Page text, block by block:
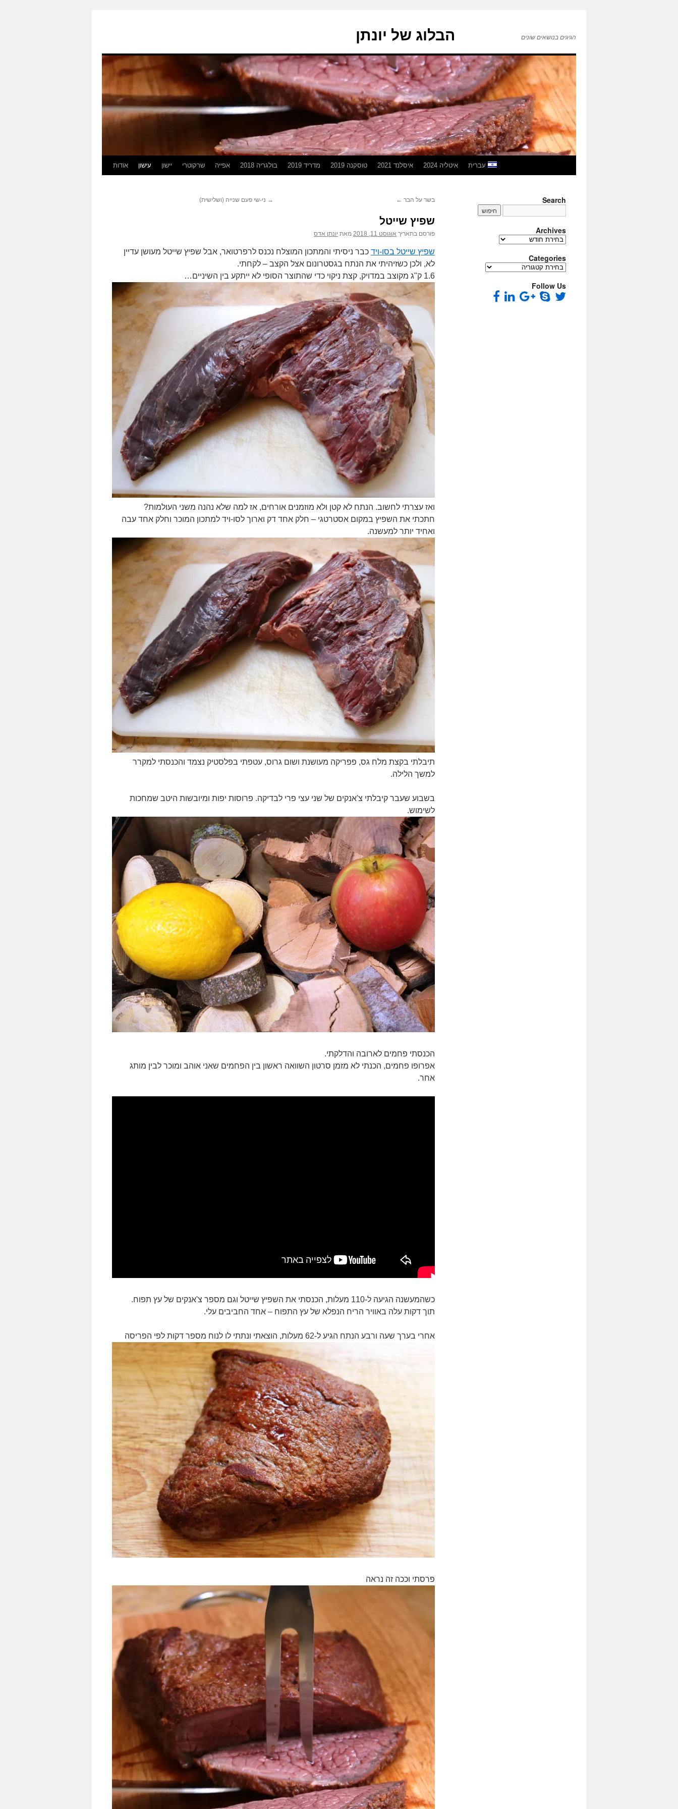
הבלוג של יונתן הגיגים בנושאים שונים
אודות עישון יישון שרקוטרי אפייה בולגריה 2018 מדריד 2019 טוסקנה 2019 איסלנד 2021 איטליה 2024 עברית
→ ני-שי פעם שנייה (ושלישית) בשר על הבר ←
שפיץ שייטל
פורסם בתאריך אוגוסט 11, 2018 מאת יונתן אדס
שפיץ שייטל בסו-ויד כבר ניסיתי והמתכון המוצלח נכנס לרפרטואר, אבל שפיץ שייטל מעושן עדיין
לא, ולכן כשזיהיתי את הנתח בגסטרונום אצל הקצב – לקחתי.
1.6 ק"ג מקוצב במדויק, קצת ניקוי כדי שהתוצר הסופי לא ייתקע בין השיניים…
ואז עצרתי לחשוב. הנתח לא קטן ולא מוזמנים אורחים, אז למה שלא נהנה משני העולמות?
חתכתי את השפיץ במקום אסטרטגי – חלק אחד דק וארוך לסו-ויד למתכון המוכר וחלק אחד עבה
ואחיד יותר למעשנה.
תיבלתי בקצת מלח גס, פפריקה מעושנת ושום גרוס, עטפתי בפלסטיק נצמד והכנסתי למקרר
למשך הלילה.
בשבוע שעבר קיבלתי צ'אנקים של שני עצי פרי לבדיקה. פרוסות יפות ומיובשות היטב שמחכות
לשימוש.
הכנסתי פחמים לארובה והדלקתי.
אפרופו פחמים, הכנתי לא מזמן סרטון השוואה ראשון בין הפחמים שאני אוהב ומוכר לבין מותג
אחר.
כשהמעשנה הגיעה ל-110 מעלות, הכנסתי את השפיץ שייטל וגם מספר צ'אנקים של עץ תפוח.
תוך דקות עלה באוויר הריח הנפלא של עץ התפוח – אחד החביבים עלי.
אחרי בערך שעה ורבע הנתח הגיע ל-62 מעלות, הוצאתי ונתתי לו לנוח מספר דקות לפי הפריסה
פרסתי וככה זה נראה
Search
Archives
Archives
Categories
Categories
Follow Us